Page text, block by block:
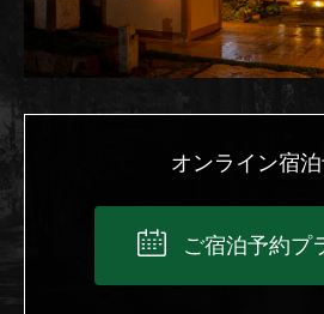
オンライン宿
ご宿泊予約プ